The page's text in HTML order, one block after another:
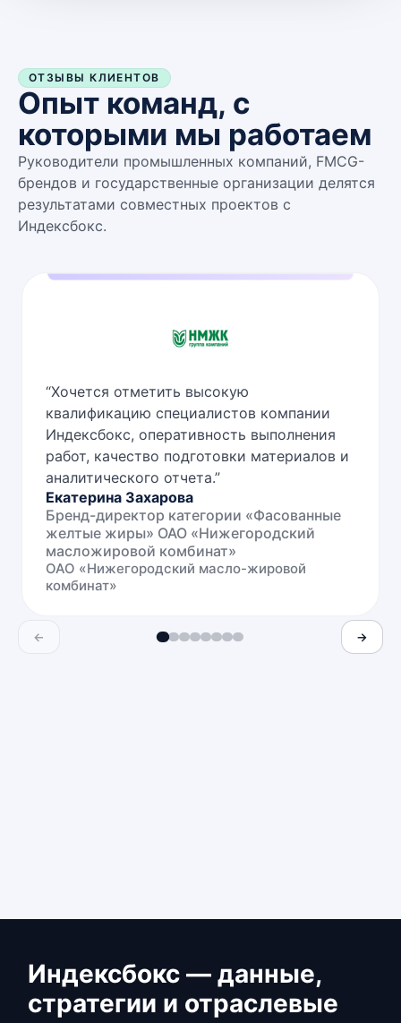
ОТЗЫВЫ КЛИЕНТОВ
Опыт команд, с
которыми мы работаем
Руководители промышленных компаний, FMCG-
брендов и государственные организации делятся
результатами совместных проектов с
Индексбокс.
“Хочется отметить высокую
квалификацию специалистов компании
Индексбокс, оперативность выполнения
работ, качество подготовки материалов и
аналитического отчета.”
Екатерина Захарова
Бренд-директор категории «Фасованные
желтые жиры» ОАО «Нижегородский
масложировой комбинат»
ОАО «Нижегородский масло-жировой
комбинат»
← →
Индексбокс — данные,
стратегии и отраслевые